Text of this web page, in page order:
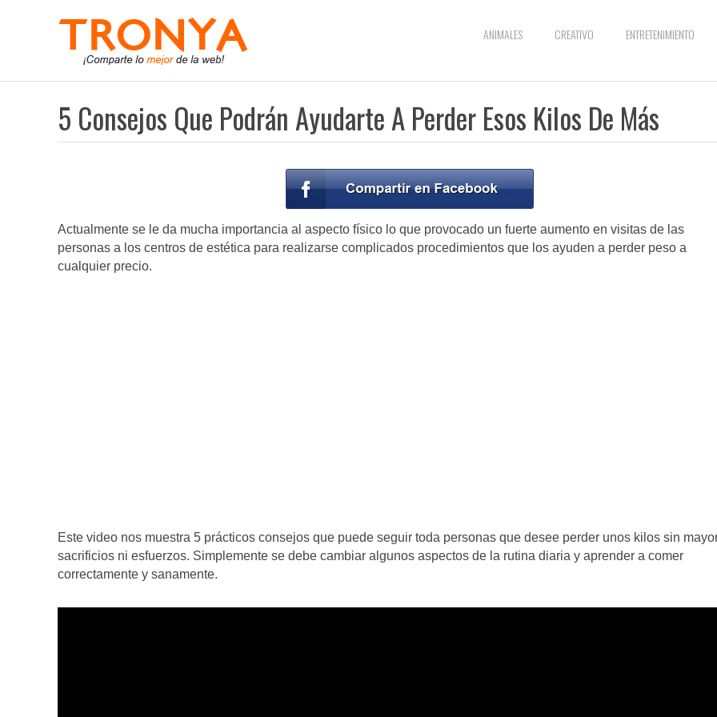
ANIMALES CREATIVO ENTRETENIMIENTO
5 Consejos Que Podrán Ayudarte A Perder Esos Kilos De Más
Actualmente se le da mucha importancia al aspecto físico lo que provocado un fuerte aumento en visitas de las
personas a los centros de estética para realizarse complicados procedimientos que los ayuden a perder peso a
cualquier precio.
Este video nos muestra 5 prácticos consejos que puede seguir toda personas que desee perder unos kilos sin
sacrificios ni esfuerzos. Simplemente se debe cambiar algunos aspectos de la rutina diaria y aprender a comer
correctamente y sanamente.